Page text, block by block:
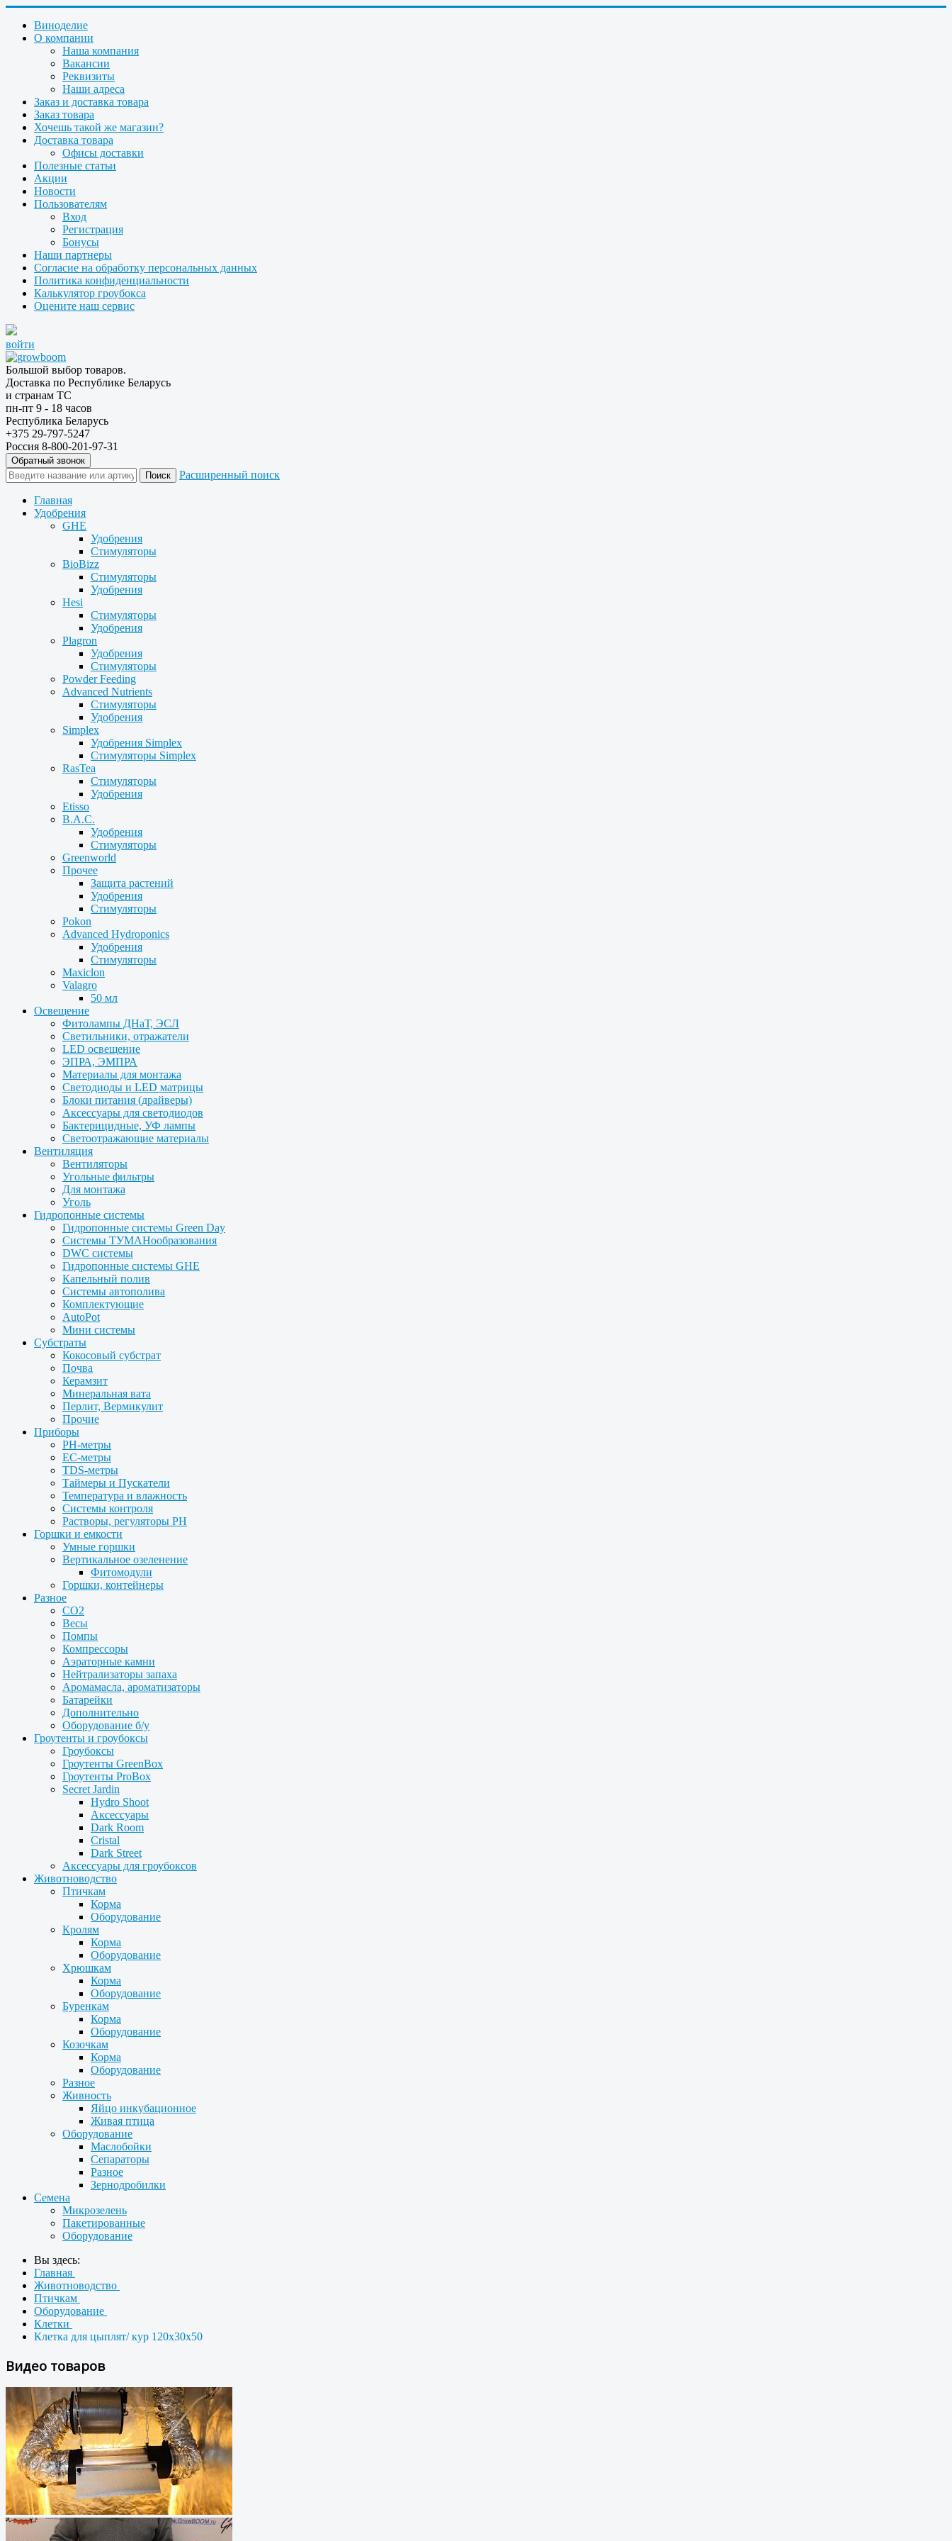
Виноделие
О компании
Наша компания
Вакансии
Реквизиты
Наши адреса
Заказ и доставка товара
Заказ товара
Хочешь такой же магазин?
Доставка товара
Офисы доставки
Полезные статьи
Акции
Новости
Пользователям
Вход
Регистрация
Бонусы
Наши партнеры
Согласие на обработку персональных данных
Политика конфиденциальности
Калькулятор гроубокса
Оцените наш сервис
войти
Большой выбор товаров.
Доставка по Республике Беларусь
и странам ТС
пн-пт 9 - 18 часов
Республика Беларусь
+375 29-797-5247
Россия 8-800-201-97-31
Обратный звонок
Расширенный поиск
Главная
Удобрения
GHE
Удобрения
Стимуляторы
BioBizz
Стимуляторы
Удобрения
Hesi
Стимуляторы
Удобрения
Plagron
Удобрения
Стимуляторы
Powder Feeding
Advanced Nutrients
Стимуляторы
Удобрения
Simplex
Удобрения Simplex
Стимуляторы Simplex
RasTea
Стимуляторы
Удобрения
Etisso
B.A.C.
Удобрения
Стимуляторы
Greenworld
Прочее
Защита растений
Удобрения
Стимуляторы
Pokon
Advanced Hydroponics
Удобрения
Стимуляторы
Maxiclon
Valagro
50 мл
Освещение
Фитолампы ДНаТ, ЭСЛ
Светильники, отражатели
LED освещение
ЭПРА, ЭМПРА
Материалы для монтажа
Светодиоды и LED матрицы
Блоки питания (драйверы)
Аксессуары для светодиодов
Бактерицидные, УФ лампы
Светоотражающие материалы
Вентиляция
Вентиляторы
Угольные фильтры
Для монтажа
Уголь
Гидропонные системы
Гидропонные системы Green Day
Системы ТУМАНообразования
DWC системы
Гидропонные системы GHE
Капельный полив
Системы автополива
Комплектующие
AutoPot
Мини системы
Субстраты
Кокосовый субстрат
Почва
Керамзит
Минеральная вата
Перлит, Вермикулит
Прочие
Приборы
PH-метры
EC-метры
TDS-метры
Таймеры и Пускатели
Температура и влажность
Системы контроля
Растворы, регуляторы PH
Горшки и емкости
Умные горшки
Вертикальное озеленение
Фитомодули
Горшки, контейнеры
Разное
CO2
Весы
Помпы
Компрессоры
Аэраторные камни
Нейтрализаторы запаха
Аромамасла, ароматизаторы
Батарейки
Дополнительно
Оборудование б/у
Гроутенты и гроубоксы
Гроубоксы
Гроутенты GreenBox
Гроутенты ProBox
Secret Jardin
Hydro Shoot
Аксессуары
Dark Room
Cristal
Dark Street
Аксессуары для гроубоксов
Животноводство
Птичкам
Корма
Оборудование
Кролям
Корма
Оборудование
Хрюшкам
Корма
Оборудование
Буренкам
Корма
Оборудование
Козочкам
Корма
Оборудование
Разное
Живность
Яйцо инкубационное
Живая птица
Оборудование
Маслобойки
Сепараторы
Разное
Зернодробилки
Семена
Микрозелень
Пакетированные
Оборудование
Вы здесь:
Главная
Животноводство
Птичкам
Оборудование
Клетки
Клетка для цыплят/ кур 120х30х50
Видео товаров